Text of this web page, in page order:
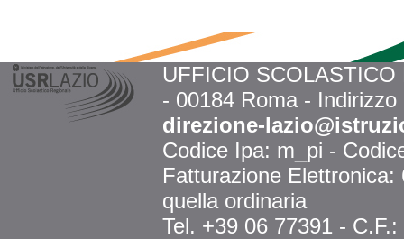
UFFICIO
- 00184 Roma -
direzione-
Codice Ipa: m_pi -
Fatturazione
quella ordinaria
Tel. +39 06 77391 -